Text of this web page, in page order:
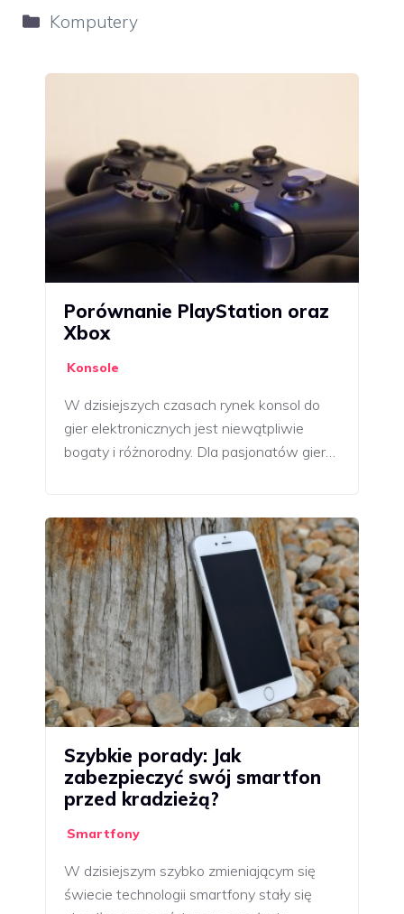
Kategorie
Komputery
Porównanie PlayStation oraz
Xbox
Konsole
W dzisiejszych czasach rynek konsol do
gier elektronicznych jest niewątpliwie
bogaty i różnorodny. Dla pasjonatów gier…
Szybkie porady: Jak
zabezpieczyć swój smartfon
przed kradzieżą?
Smartfony
W dzisiejszym szybko zmieniającym się
świecie technologii smartfony stały się